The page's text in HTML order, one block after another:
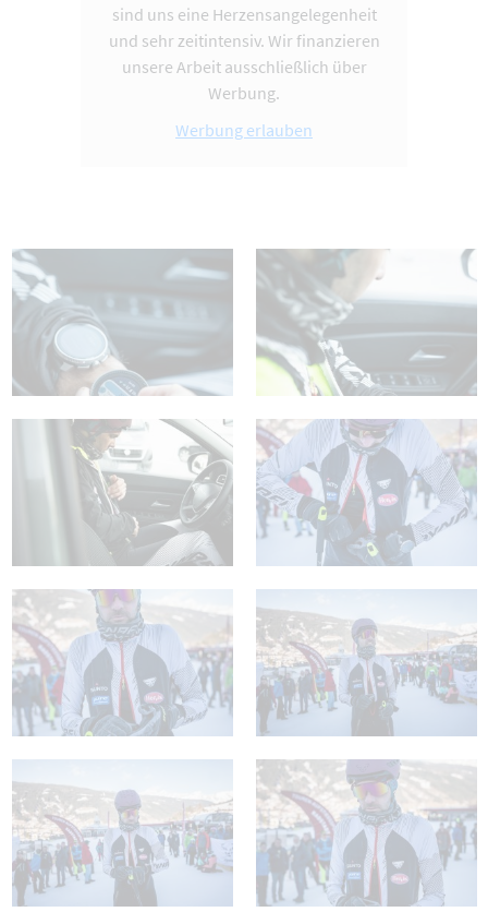
sind uns eine Herzensangelegenheit
und sehr zeitintensiv. Wir finanzieren
unsere Arbeit ausschließlich über
Werbung.
Werbung erlauben